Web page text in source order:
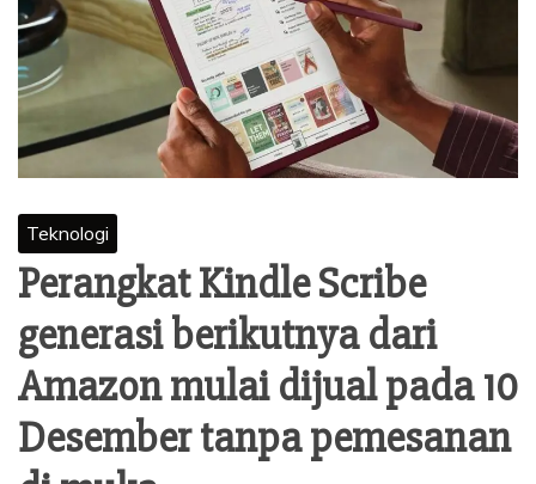
Teknologi
Perangkat Kindle Scribe
generasi berikutnya dari
Amazon mulai dijual pada 10
Desember tanpa pemesanan